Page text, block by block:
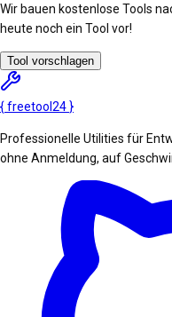
Wir bauen kostenlose Tools
heute noch ein Tool vor!
Tool vorschlagen
{freetool 24 }
Professionelle Utilities für
ohne Anmeldung, auf